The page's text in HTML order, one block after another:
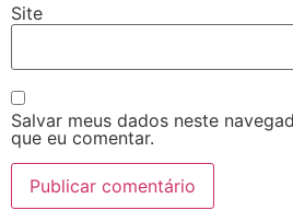
Site
Salvar meus dados neste
que eu comentar.